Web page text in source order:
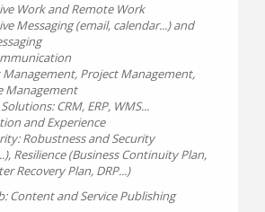
Work and Remote Work
Messaging (email, calendar...) and
Project Management,
Management
CRM, ERP, WMS...
and Experience
Robustness and Security
Resilience (Business Continuity Plan,
Recovery Plan, DRP...)
Content and Service Publishing